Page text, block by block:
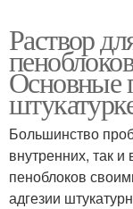
Раствор
Основные
Большинство
внутренних, так
пеноблоков
адгезии